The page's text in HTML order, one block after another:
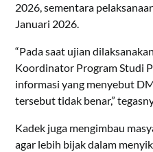
2026, sementara
Januari 2026.
“Pada saat ujian
Koordinator Program Studi
informasi yang menyebut
tersebut tidak benar,”
Kadek juga mengimbau
agar lebih bijak dalam